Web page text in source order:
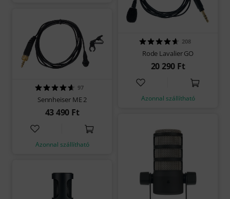
97
Sennheiser ME 2
43 490 Ft
Azonnal szállítható
208
Rode Lavalier GO
20 290 Ft
Azonnal szállítható